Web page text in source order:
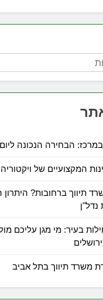
הבחירה הנכונה
המקצועיים של ויקטוריה
תיווך ברחובות? היתרון
בעיר: מי מגן עליכם
משרד תיווך בתל אביב